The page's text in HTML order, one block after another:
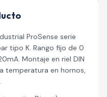
ProSense serie
tipo K. Rango fijo de 0
Montaje en riel DIN
temperatura en hornos,